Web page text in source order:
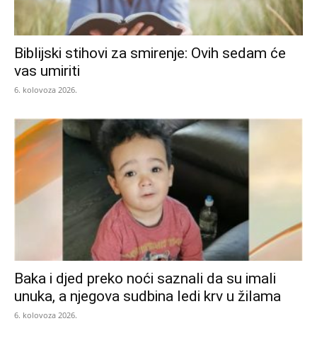
Biblijski stihovi za smirenje: Ovih sedam će
vas umiriti
6. kolovoza 2026.
Baka i djed preko noći saznali da su imali
unuka, a njegova sudbina ledi krv u žilama
6. kolovoza 2026.